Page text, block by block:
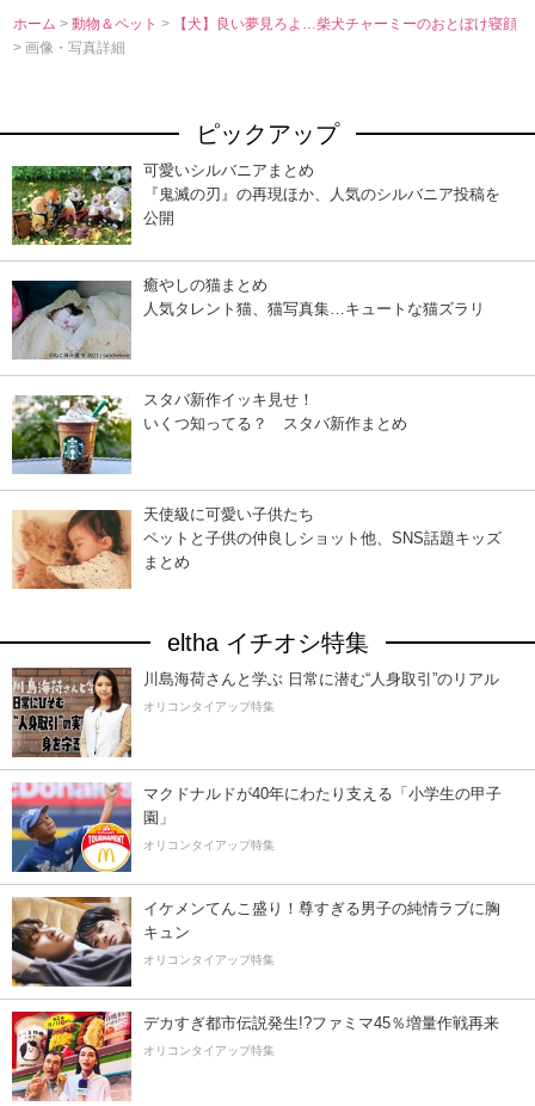
ホーム >動物＆ペット>
【犬】良い夢見ろよ…柴犬チャーミーのおとぼけ寝顔
> 画像・写真詳細
ピックアップ
可愛いシルバニアまとめ
『鬼滅の刃』の再現ほか、人気のシルバニア投稿を
公開
癒やしの猫まとめ
人気タレント猫、猫写真集…キュートな猫ズラリ
スタバ新作イッキ見せ！
いくつ知ってる？ スタバ新作まとめ
天使級に可愛い子供たち
ペットと子供の仲良しショット他、SNS話題キッズ
まとめ
eltha イチオシ特集
川島海荷さんと学ぶ 日常に潜む“人身取引”のリアル
オリコンタイアップ特集
マクドナルドが40年にわたり支える「小学生の甲子
園」
オリコンタイアップ特集
イケメンてんこ盛り！尊すぎる男子の純情ラブに胸
キュン
オリコンタイアップ特集
デカすぎ都市伝説発生!?ファミマ45％増量作戦再来
オリコンタイアップ特集